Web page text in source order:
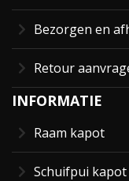
Bezorgen en
Retour
INFORMATIE
Raam kapot
Schuifpui kapot